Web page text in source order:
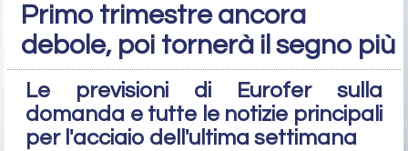
Primo trimestre ancora
debole, poi tornerà il segno più
Le previsioni di Eurofer sulla
domanda e tutte le notizie principali
per l'acciaio dell'ultima settimana